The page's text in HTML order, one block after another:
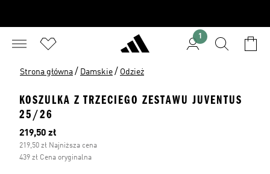
1
Strona główna / Damskie / Odzież
KOSZULKA Z TRZECIEGO ZESTAWU JUVENTUS
25/26
Bieżąca cena
219,50 zł
219,50 zł Najniższa cena
439 zł Cena oryginalna